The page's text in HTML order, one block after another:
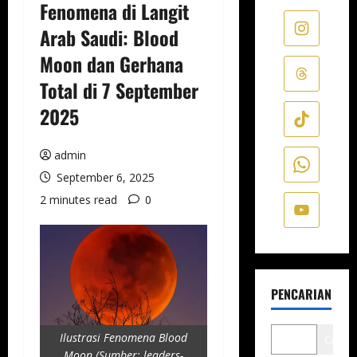
Fenomena di Langit
Arab Saudi: Blood
Moon dan Gerhana
Total di 7 September
2025
admin
September 6, 2025
2 minutes read
0
Ilustrasi Fenomena Blood
PENCARIAN